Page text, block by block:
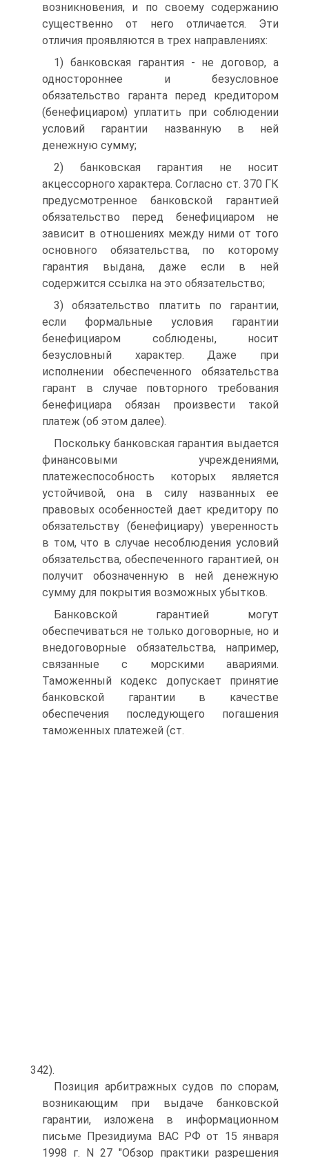
возникновения, и по своему содержанию
существенно от него отличается. Эти
отличия проявляются в трех направлениях:
1) банковская гарантия - не договор, а
одностороннее и безусловное
обязательство гаранта перед кредитором
(бенефициаром) уплатить при соблюдении
условий гарантии названную в ней
денежную сумму;
2) банковская гарантия не носит
акцессорного характера. Согласно ст. 370 ГК
предусмотренное банковской гарантией
обязательство перед бенефициаром не
зависит в отношениях между ними от того
основного обязательства, по которому
гарантия выдана, даже если в ней
содержится ссылка на это обязательство;
3) обязательство платить по гарантии,
если формальные условия гарантии
бенефициаром соблюдены, носит
безусловный характер. Даже при
исполнении обеспеченного обязательства
гарант в случае повторного требования
бенефициара обязан произвести такой
платеж (об этом далее).
Поскольку банковская гарантия выдается
финансовыми учреждениями,
платежеспособность которых является
устойчивой, она в силу названных ее
правовых особенностей дает кредитору по
обязательству (бенефициару) уверенность
в том, что в случае несоблюдения условий
обязательства, обеспеченного гарантией, он
получит обозначенную в ней денежную
сумму для покрытия возможных убытков.
Банковской гарантией могут
обеспечиваться не только договорные, но и
внедоговорные обязательства, например,
связанные с морскими авариями.
Таможенный кодекс допускает принятие
банковской гарантии в качестве
обеспечения последующего погашения
таможенных платежей (ст.
342).
Позиция арбитражных судов по спорам,
возникающим при выдаче банковской
гарантии, изложена в информационном
письме Президиума ВАС РФ от 15 января
1998 г. N 27 "Обзор практики разрешения